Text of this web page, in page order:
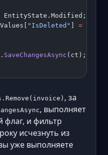
EntityState.Modified;
"IsDeleted" ] =
. SaveChangesAsync (ct);
, за
, выполняет
и фильтр
исчезнуть из
уже выполняете